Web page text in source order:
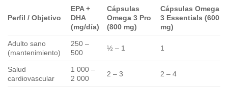
Perfil / Objetivo
EPA +
DHA
(mg/día)
Cápsulas
Omega 3 Pro
(800 mg)
Cápsulas Omega
3 Essentials (600
mg)
Adulto sano
(mantenimiento)
250 –
500
½ – 1 1
Salud
cardiovascular
1 000 –
2 000
2 – 3 2 – 4